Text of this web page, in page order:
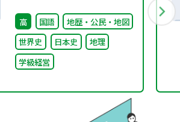
付資料
高 国語
地歴・公民・地図
世界史
日本史
地理
学級経営